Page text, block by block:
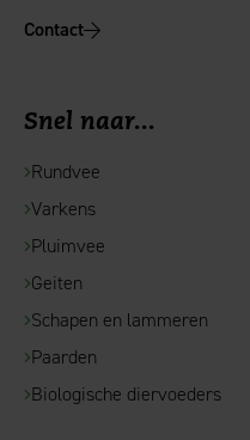
Contact
Snel naar...
Rundvee
Varkens
Pluimvee
Geiten
Schapen en lammeren
Paarden
Biologische diervoeders